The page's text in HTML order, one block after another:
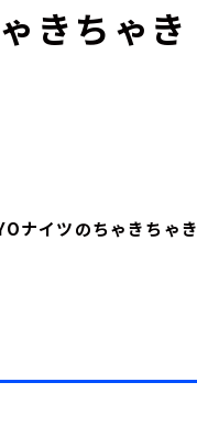
きちゃき
ナイツのちゃきちゃき